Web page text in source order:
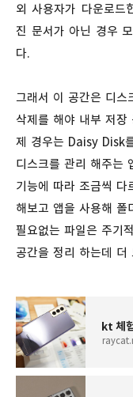
외 사용자가 다운로드
진 문서가 아닌 경우
다.
그래서 이 공간은 디스
삭제를 해야 내부 저장
제 경우는 Daisy Disk
디스크를 관리 해주는
기능에 따라 조금씩 다
해보고 앱을 사용해 폴
필요없는 파일은 주기
공간을 정리 하는데 더